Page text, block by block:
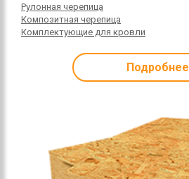
Рулонная черепица
Композитная черепица
Комплектующие для кровли
Подробнее